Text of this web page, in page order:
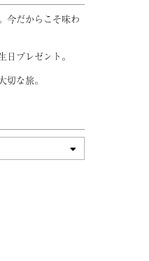
今だからこそ味わ
プレゼント。
切な旅。